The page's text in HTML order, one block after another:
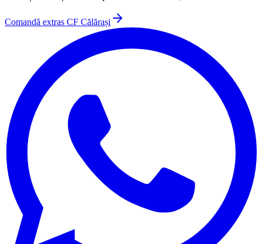
Comandă extras CF Călărași